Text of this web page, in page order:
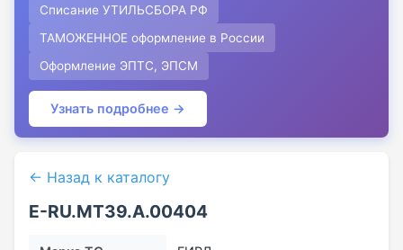
Списание УТИЛЬСБОРА РФ
ТАМОЖЕННОЕ оформление в России
Оформление ЭПТС, ЭПСМ
Узнать подробнее →
← Назад к каталогу
E-RU.МТ39.А.00404